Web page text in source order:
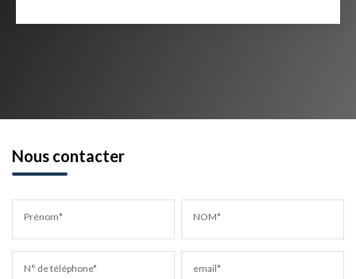
Nous contacter
Prénom* NOM*
N° de téléphone* email*